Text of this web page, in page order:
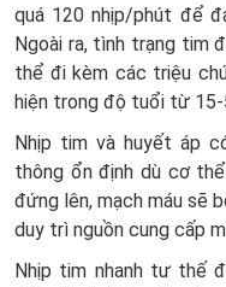
quá 120 nhịp/phút để
Ngoài ra, tình trạng tim
thể đi kèm các triệu
hiện trong độ tuổi từ
Nhịp tim và huyết áp
thông ổn định dù cơ
đứng lên, mạch máu sẽ
duy trì nguồn cung cấp
Nhịp tim nhanh tư thế